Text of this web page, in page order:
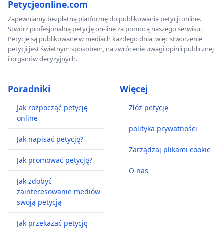
Petycjeonline.com
Zapewniamy bezpłatną platformę do publikowania petycji online.
Stwórz profesjonalną petycję on-line za pomocą naszego serwisu.
Petycje są publikowane w mediach każdego dnia, więc stworzenie
petycji jest świetnym sposobem, na zwrócenie uwagi opinii publicznej
i organów decyzyjnych.
Poradniki
Jak rozpocząć petycję
online
Jak napisać petycję?
Jak promować petycję?
Jak zdobyć
zainteresowanie mediów
swoją petycją
Jak przekazać petycję
Więcej
Złóż petycję
polityka prywatności
Zarządzaj plikami cookie
O nas